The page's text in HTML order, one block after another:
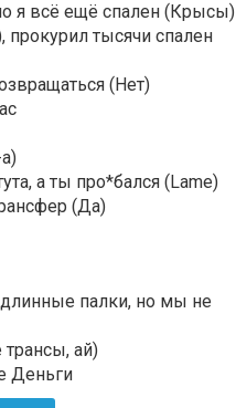
я всё ещё спален (Крысы)
тысячи спален
(Нет)
а ты про*бался (Lame)
(Да)
длинные палки, но мы не
ай)
Деньги